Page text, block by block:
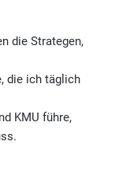
die Strategen,
die ich täglich
KMU führe,